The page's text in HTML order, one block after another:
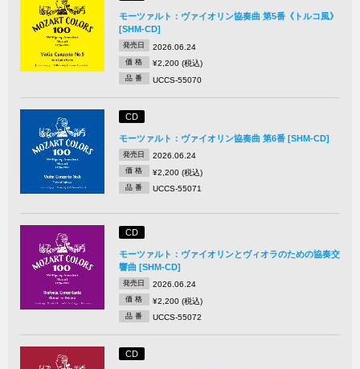
モーツァルト：ヴァイオリン協奏曲 第5番《トルコ風》
[SHM-CD]
発売日 2026.06.24
価 格 ¥2,200 (税込)
品 番 UCCS-55070
CD
モーツァルト：ヴァイオリン協奏曲 第6番 [SHM-CD]
発売日 2026.06.24
価 格 ¥2,200 (税込)
品 番 UCCS-55071
CD
モーツァルト：ヴァイオリンとヴィオラのための協奏交
響曲 [SHM-CD]
発売日 2026.06.24
価 格 ¥2,200 (税込)
品 番 UCCS-55072
CD